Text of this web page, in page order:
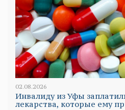
02.08.2026
Инвалиду из Уфы
лекарства, которые ему